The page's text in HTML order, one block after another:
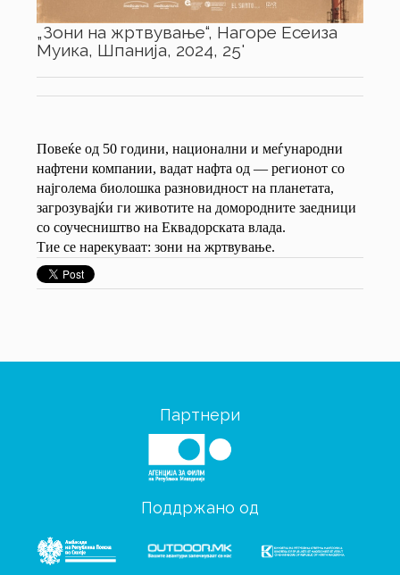
„Зони на жртвување“, Нагоре Есеиза
Муика, Шпанија, 2024, 25'
Повеќе од 50 години, национални и меѓународни
нафтени компании, вадат нафта од — регионот со
најголема биолошка разновидност на планетата,
загрозувајќи ги животите на домородните заедници
со соучесништво на Еквадорската влада.
Тие се нарекуваат: зони на жртвување.
Партнери
Поддржано од